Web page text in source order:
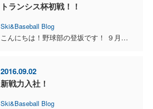
トランシス杯初戦！！
Ski&Baseball Blog
こんにちは！野球部の登坂です！ ９月４日、日曜日に行われた野球の大会が ありました。 先発でしたが緊張はありませんでした。 新戦力の新さんも投げました！ 野球は中学までやっていたとの事で...
2016.09.02
新戦力入社！
Ski&Baseball Blog